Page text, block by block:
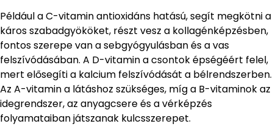
Például a C-vitamin antioxidáns hatású, segít megkötni a
káros szabadgyököket, részt vesz a kollagénképzésben,
fontos szerepe van a sebgyógyulásban és a vas
felszívódásában. A D-vitamin a csontok épségéért felel,
mert elősegíti a kalcium felszívódását a bélrendszerben.
Az A-vitamin a látáshoz szükséges, míg a B-vitaminok az
idegrendszer, az anyagcsere és a vérképzés
folyamataiban játszanak kulcsszerepet.